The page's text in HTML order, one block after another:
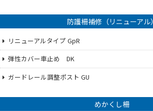
防護柵補修（リニューアル）
リニューアルタイプ GpR
弾性カバー車止め DK
ガードレール調整ポスト GU
めかくし柵